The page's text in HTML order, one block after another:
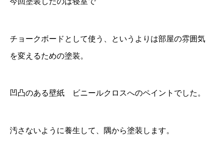
チョークボードとして使う、というよりは部屋の雰囲気
を変えるための塗装。
凹凸のある壁紙 ビニールクロスへのペイントでした。
汚さないように養生して、隅から塗装します。